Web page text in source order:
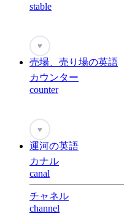
stable
♥
売場、売り場の英語
カウンター
counter
♥
運河の英語
カナル
canal
チャネル
channel